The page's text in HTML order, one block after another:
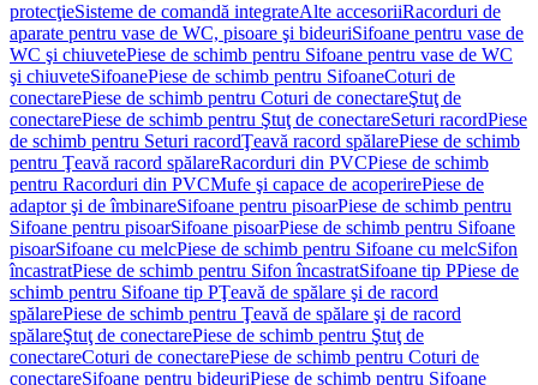
protecţieSisteme de comandă integrateAlte accesoriiRacorduri de
aparate pentru vase de WC, pisoare şi bideuriSifoane pentru vase de
WC şi chiuvetePiese de schimb pentru Sifoane pentru vase de WC
şi chiuveteSifoanePiese de schimb pentru SifoaneCoturi de
conectarePiese de schimb pentru Coturi de conectareŞtuţ de
conectarePiese de schimb pentru Ştuţ de conectareSeturi racordPiese
de schimb pentru Seturi racordŢeavă racord spălarePiese de schimb
pentru Ţeavă racord spălareRacorduri din PVCPiese de schimb
pentru Racorduri din PVCMufe şi capace de acoperirePiese de
adaptor şi de îmbinareSifoane pentru pisoarPiese de schimb pentru
Sifoane pentru pisoarSifoane pisoarPiese de schimb pentru Sifoane
pisoarSifoane cu melcPiese de schimb pentru Sifoane cu melcSifon
încastratPiese de schimb pentru Sifon încastratSifoane tip PPiese de
schimb pentru Sifoane tip PŢeavă de spălare şi de racord
spălarePiese de schimb pentru Ţeavă de spălare şi de racord
spălareŞtuţ de conectarePiese de schimb pentru Ştuţ de
conectareCoturi de conectarePiese de schimb pentru Coturi de
conectareSifoane pentru bideuriPiese de schimb pentru Sifoane